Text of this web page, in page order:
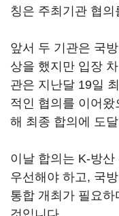
칭은 주최기관 협
앞서 두 기관은 국
상을 했지만 입장
관은 지난달 19일
적인 협의를 이어
해 최종 합의에 도
이날 합의는 K-방
우선해야 하고, 국
통합 개최가 필요